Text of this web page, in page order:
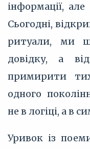
інформації,
Сьогодні,
ритуали, ми
довідку, а
примирити
одного
не в логіці, а в
Уривок із